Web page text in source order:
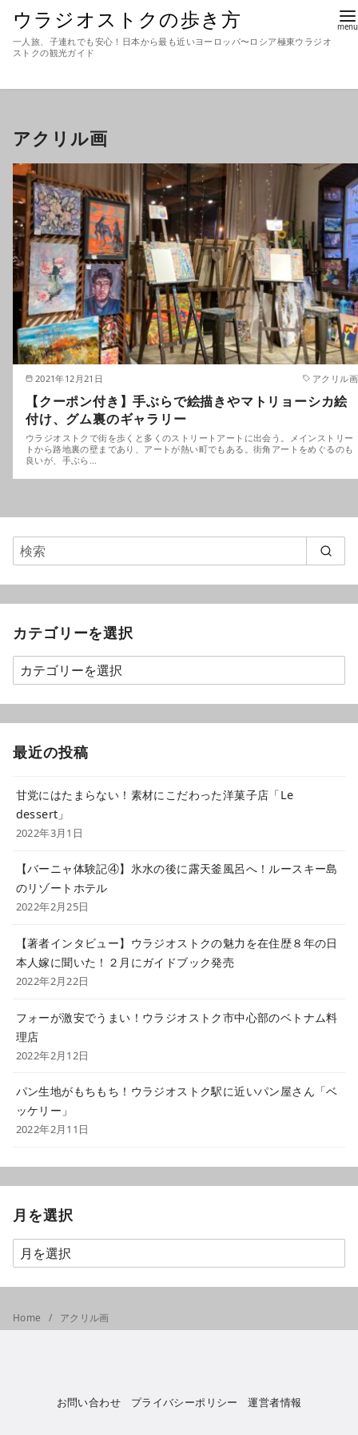
ウラジオストクの歩き方
一人旅、子連れでも安心！日本から最も近いヨーロッパ〜ロシア極東ウラジオ
ストクの観光ガイド
アクリル画
2021年12月21日 アクリル画
【クーポン付き】手ぶらで絵描きやマトリョーシカ絵
付け、グム裏のギャラリー
ウラジオストクで街を歩くと多くのストリートアートに出会う。メインストリー
トから路地裏の壁まであり、アートが熱い町でもある。街角アートをめぐるのも
良いが、手ぶら…
カテゴリーを選択
最近の投稿
甘党にはたまらない！素材にこだわった洋菓子店「Le
dessert」
2022年3月1日
【バーニャ体験記④】氷水の後に露天釜風呂へ！ルースキー島
のリゾートホテル
2022年2月25日
【著者インタビュー】ウラジオストクの魅力を在住歴８年の日
本人嫁に聞いた！２月にガイドブック発売
2022年2月22日
フォーが激安でうまい！ウラジオストク市中心部のベトナム料
理店
2022年2月12日
パン生地がもちもち！ウラジオストク駅に近いパン屋さん「ベ
ッケリー」
2022年2月11日
月を選択
Home アクリル画
お問い合わせ プライバシーポリシー 運営者情報